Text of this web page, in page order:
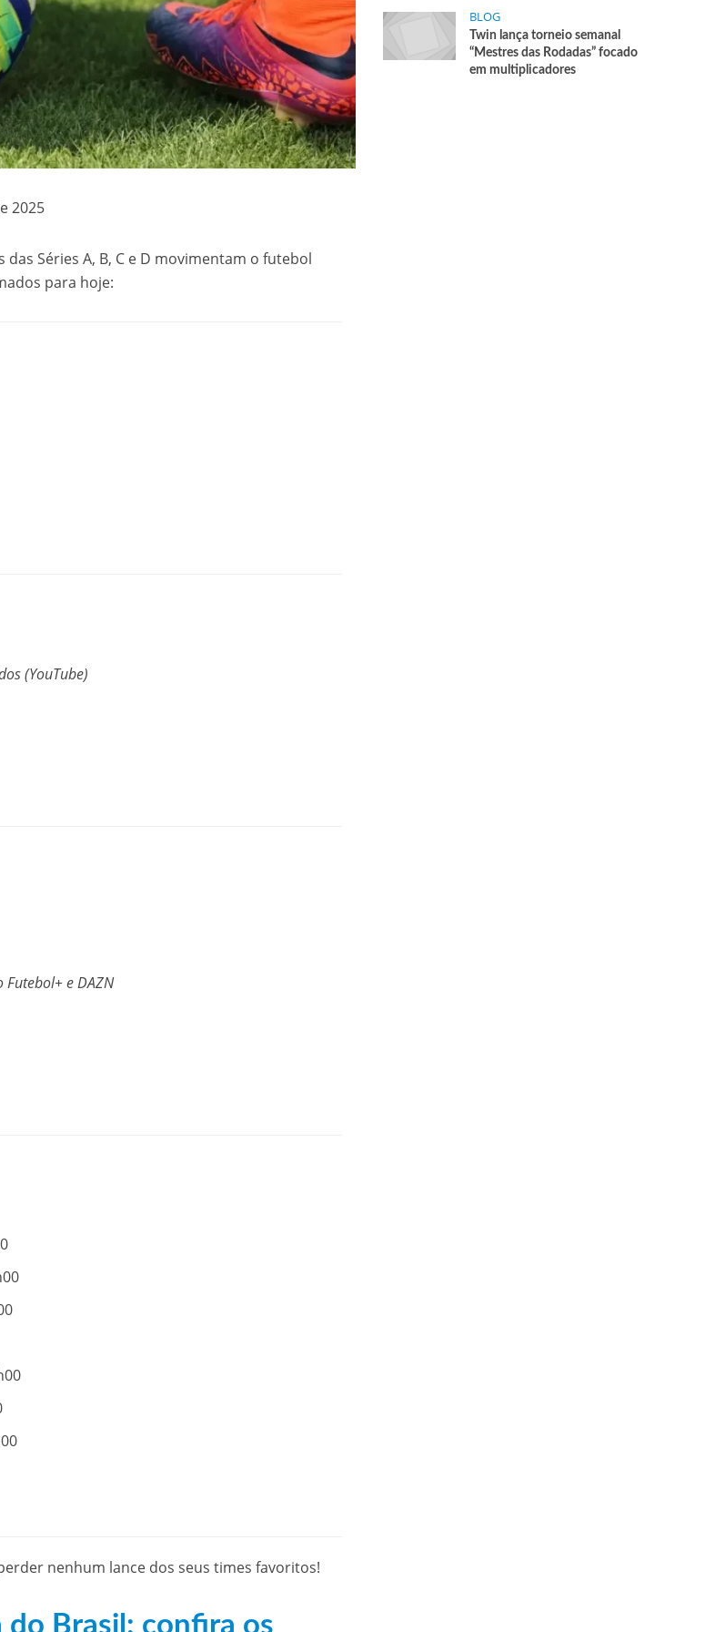
2025
Séries A, B, C e D movimentam o futebol
para hoje:
(YouTube)
Futebol+ e DAZN
nenhum lance dos seus times favoritos!
Brasil: confira os
BLOG
Twin lança torneio semanal
“Mestres das Rodadas” focado
em multiplicadores